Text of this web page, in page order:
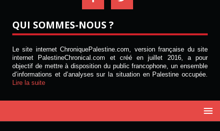
QUI SOMMES-NOUS ?
Le site internet ChroniquePalestine.com, version française du site
internet PalestineChronical.com et créé en juillet 2016, a pour
objectif de mettre à disposition du public francophone, un ensemble
d’informations et d’analyses sur la situation en Palestine occupée.
Lire la suite